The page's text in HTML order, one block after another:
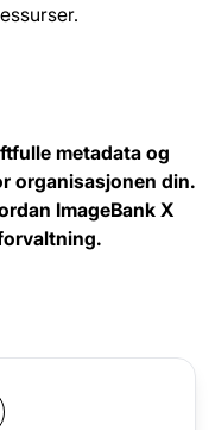
metadata og
organisasjonen din.
ImageBank X